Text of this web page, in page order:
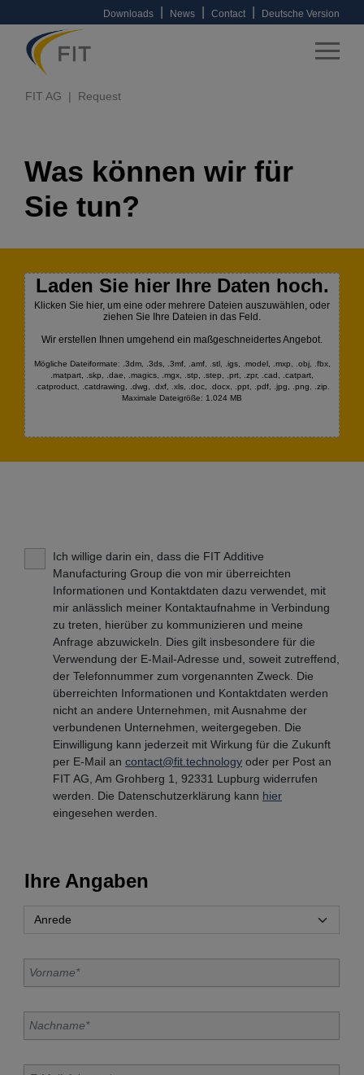
Downloads News Contact Deutsche Version
FIT AG Request
Was können wir für
Sie tun?
Laden Sie hier Ihre Daten hoch.
Klicken Sie hier, um eine oder mehrere Dateien auszuwählen, oder
ziehen Sie Ihre Dateien in das Feld.
Wir erstellen Ihnen umgehend ein maßgeschneidertes Angebot.
Mögliche Dateiformate: .3dm, .3ds, .3mf, .amf, .stl, .igs, .model, .mxp, .obj, .fbx,
.matpart, .skp, .dae, .magics, .mgx, .stp, .step, .prt, .zpr, .cad, .catpart,
.catproduct, .catdrawing, .dwg, .dxf, .xls, .doc, .docx, .ppt, .pdf, .jpg, .png, .zip.
Maximale Dateigröße: 1.024 MB
Ich willige darin ein, dass die FIT Additive
Manufacturing Group die von mir überreichten
Informationen und Kontaktdaten dazu verwendet, mit
mir anlässlich meiner Kontaktaufnahme in Verbindung
zu treten, hierüber zu kommunizieren und meine
Anfrage abzuwickeln. Dies gilt insbesondere für die
Verwendung der E-Mail-Adresse und, soweit zutreffend,
der Telefonnummer zum vorgenannten Zweck. Die
überreichten Informationen und Kontaktdaten werden
nicht an andere Unternehmen, mit Ausnahme der
verbundenen Unternehmen, weitergegeben. Die
Einwilligung kann jederzeit mit Wirkung für die Zukunft
per E-Mail an contact@fit.technology oder per Post an
FIT AG, Am Grohberg 1, 92331 Lupburg widerrufen
werden. Die Datenschutzerklärung kann hier
eingesehen werden.
Ihre Angaben